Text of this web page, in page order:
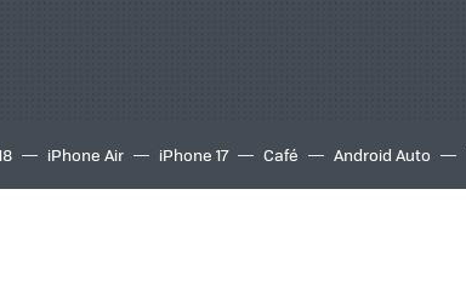
iPhone Air iPhone 17 Café Android Auto